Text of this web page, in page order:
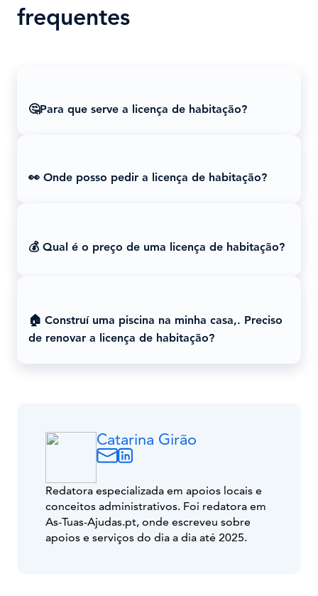
frequentes
🤔Para que serve a licença de habitação?
👀 Onde posso pedir a licença de habitação?
💰 Qual é o preço de uma licença de habitação?
🏠 Construí uma piscina na minha casa,. Preciso
de renovar a licença de habitação?
Catarina Girão
Redatora especializada em apoios locais e
conceitos administrativos. Foi redatora em
As-Tuas-Ajudas.pt, onde escreveu sobre
apoios e serviços do dia a dia até 2025.